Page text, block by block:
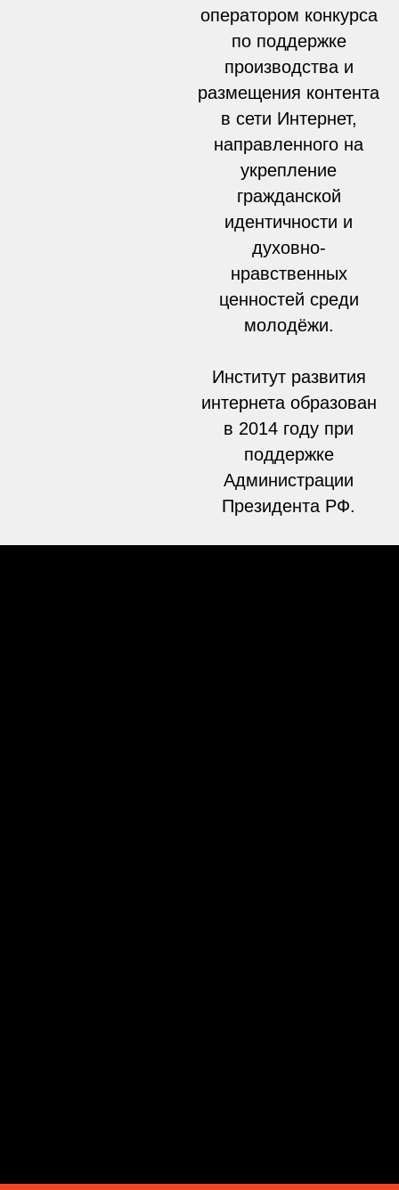
оператором конкурса
по поддержке
производства и
размещения контента
в сети Интернет,
направленного на
укрепление
гражданской
идентичности и
духовно-
нравственных
ценностей среди
молодёжи.
Институт развития
интернета образован
в 2014 году при
поддержке
Администрации
Президента РФ.